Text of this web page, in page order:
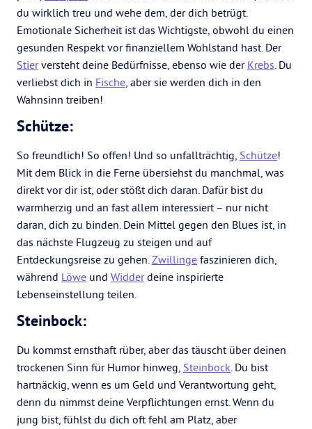
du wirklich treu und wehe dem, der dich betrügt.
Emotionale Sicherheit ist das Wichtigste, obwohl du einen
gesunden Respekt vor finanziellem Wohlstand hast. Der
Stierversteht deine Bedürfnisse, ebenso wie der Krebs. Du
verliebst dich in Fische, aber sie werden dich in den
Wahnsinn treiben!
Schütze:
So freundlich! So offen! Und so unfallträchtig, Schütze!
Mit dem Blick in die Ferne übersiehst du manchmal, was
direkt vor dir ist, oder stößt dich daran. Dafür bist du
warmherzig und an fast allem interessiert – nur nicht
daran, dich zu binden. Dein Mittel gegen den Blues ist, in
das nächste Flugzeug zu steigen und auf
Entdeckungsreise zu gehen.Zwillinge faszinieren dich,
während Löwe und Widderdeine inspirierte
Lebenseinstellung teilen.
Steinbock:
Du kommst ernsthaft rüber, aber das täuscht über deinen
trockenen Sinn für Humor hinweg, Steinbock. Du bist
hartnäckig, wenn es um Geld und Verantwortung geht,
denn du nimmst deine Verpflichtungen ernst. Wenn du
jung bist, fühlst du dich oft fehl am Platz, aber